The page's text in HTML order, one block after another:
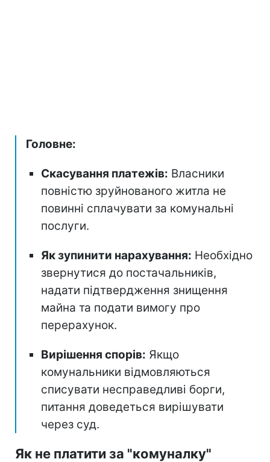
Головне:
Скасування платежів: Власники
повністю зруйнованого житла не
повинні сплачувати за комунальні
послуги.
Як зупинити нарахування: Необхідно
звернутися до постачальників,
надати підтвердження знищення
майна та подати вимогу про
перерахунок.
Вирішення спорів: Якщо
комунальники відмовляються
списувати несправедливі борги,
питання доведеться вирішувати
через суд.
Як не платити за "комуналку"